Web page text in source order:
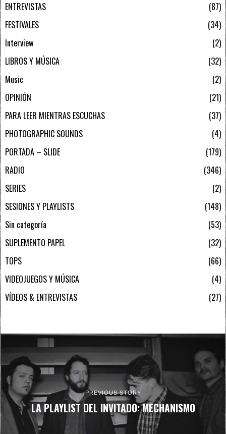
ENTREVISTAS
87
FESTIVALES
34
Interview
2
LIBROS Y MÚSICA
32
Music
2
OPINIÓN
21
PARA LEER MIENTRAS ESCUCHAS
37
PHOTOGRAPHIC SOUNDS
4
PORTADA – SLIDE
179
RADIO
346
SERIES
2
SESIONES Y PLAYLISTS
148
Sin categoría
53
SUPLEMENTO PAPEL
32
TOPS
66
VIDEOJUEGOS Y MÚSICA
4
VÍDEOS & ENTREVISTAS
27
PREVIOUS STORY
LA PLAYLIST DEL INVITADO: MECHANISMO